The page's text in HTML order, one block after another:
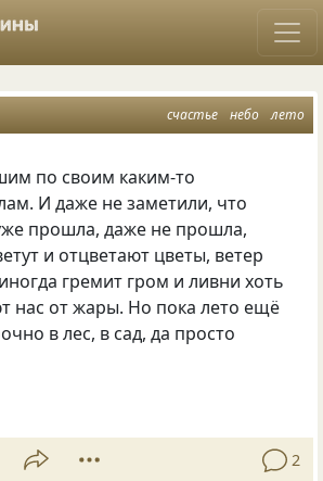
счастье небо лето
по своим каким-то
И даже не заметили, что
прошла, даже не прошла,
и отцветают цветы, ветер
гремит гром и ливни хоть
нас от жары. Но пока лето ещё
в лес, в сад, да просто
2